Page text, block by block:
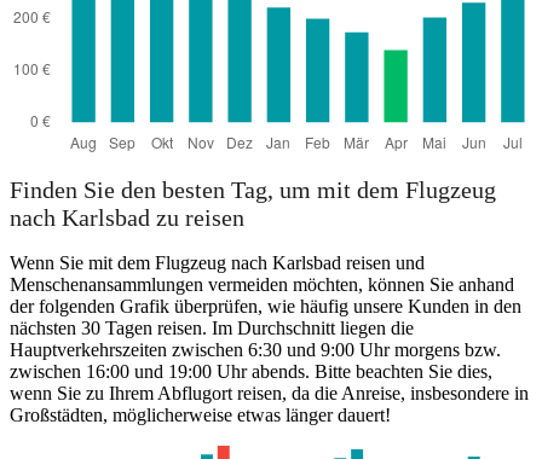
Stuttgart
Finden Sie den besten Tag, um mit dem Flugzeug
nach Karlsbad zu reisen
Wenn Sie mit dem Flugzeug nach Karlsbad reisen und
Menschenansammlungen vermeiden möchten, können Sie anhand
der folgenden Grafik überprüfen, wie häufig unsere Kunden in den
nächsten 30 Tagen reisen. Im Durchschnitt liegen die
Hauptverkehrszeiten zwischen 6:30 und 9:00 Uhr morgens bzw.
zwischen 16:00 und 19:00 Uhr abends. Bitte beachten Sie dies,
wenn Sie zu Ihrem Abflugort reisen, da die Anreise, insbesondere in
Großstädten, möglicherweise etwas länger dauert!